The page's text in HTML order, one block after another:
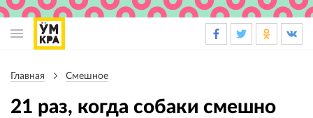
навигации
Главная Смешное
21 раз, когда собаки смешно